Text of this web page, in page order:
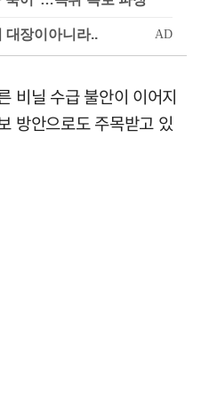
비닐 수급 불안이 이어지
방안으로도 주목받고 있